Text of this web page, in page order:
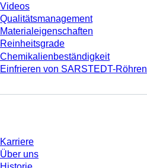
Videos
Qualitätsmanagement
Materialeigenschaften
Reinheitsgrade
Chemikalienbeständigkeit
Einfrieren von SARSTEDT-Röhren
Karriere
Über uns